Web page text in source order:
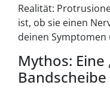
Realität:
ist, ob sie einen
deinen
Mythos: Eine